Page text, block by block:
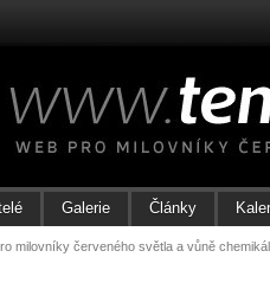
Galerie Články
milovníky červeného světla a vůně